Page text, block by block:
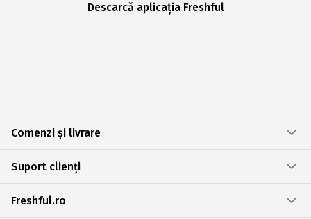
Descarcă aplicația Freshful
Comenzi și livrare
Suport clienți
Freshful.ro